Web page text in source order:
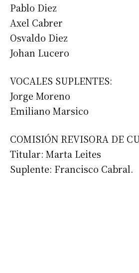
Pablo Diez
Axel Cabrer
Osvaldo Diez
Johan Lucero
VOCALES SUPLENTES:
Jorge Moreno
Emiliano Marsico
COMISIÓN REVISORA DE
Titular: Marta Leites
Suplente: Francisco Cabral.